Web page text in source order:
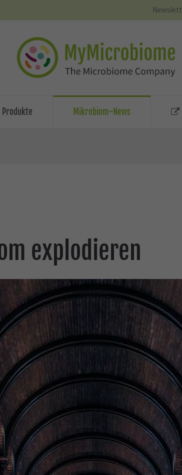
Mikrobiom-News
explodieren